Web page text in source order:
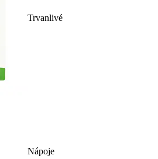
Trvanlivé
Nápoje